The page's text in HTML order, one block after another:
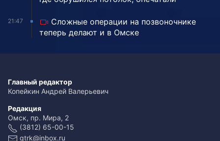
21:47
Сложные операции на позвоночнике
теперь делают и в Омске
Главный редактор
Копейкин Андрей Валерьевич
Редакция
Омск, пр. Мира, 2
(3812) 65-00-15
gtrk@inbox.ru